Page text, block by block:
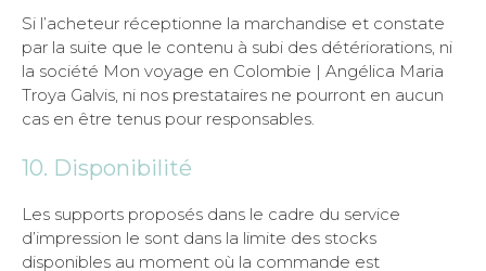
Si l’acheteur réceptionne la marchandise et constate
par la suite que le contenu à subi des détériorations, ni
la société Mon voyage en Colombie | Angélica Maria
Troya Galvis, ni nos prestataires ne pourront en aucun
cas en être tenus pour responsables.
10. Disponibilité
Les supports proposés dans le cadre du service
d’impression le sont dans la limite des stocks
disponibles au moment où la commande est